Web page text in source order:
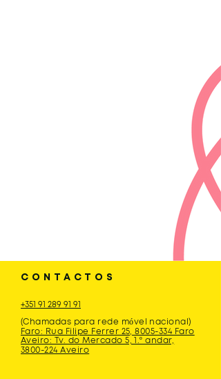
CONTACTOS
+351 91 289 91 91
(Chamadas para rede móvel nacional)
Faro: Rua Filipe Ferrer 25, 8005-334 Faro
Aveiro: Tv. do Mercado 5, 1.º andar,
3800-224 Aveiro